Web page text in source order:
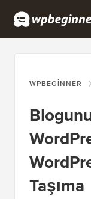
WPBEGINNER
Taşıma